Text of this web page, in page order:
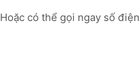
Hoặc có thể gọi ngay số